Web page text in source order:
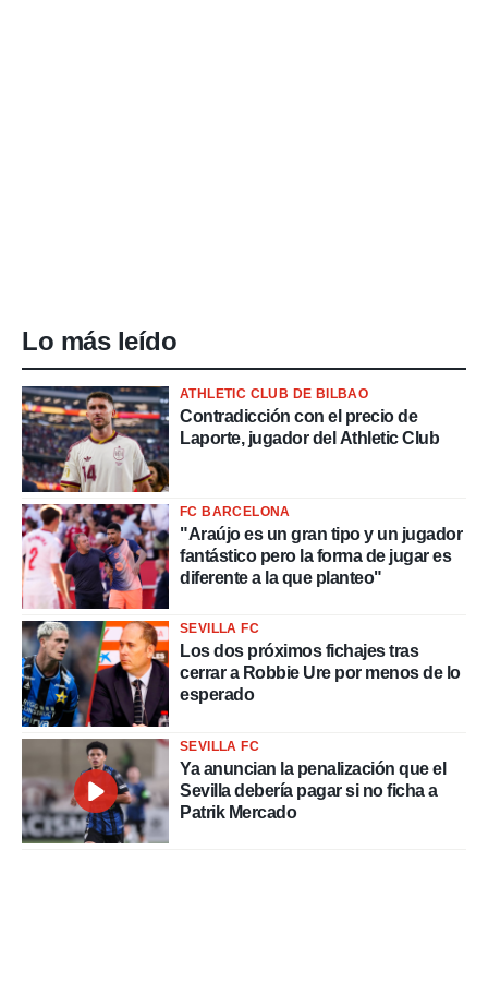
Lo más leído
ATHLETIC CLUB DE BILBAO
Contradicción con el precio de
Laporte, jugador del Athletic Club
FC BARCELONA
"Araújo es un gran tipo y un jugador
fantástico pero la forma de jugar es
diferente a la que planteo"
SEVILLA FC
Los dos próximos fichajes tras
cerrar a Robbie Ure por menos de lo
esperado
SEVILLA FC
Ya anuncian la penalización que el
Sevilla debería pagar si no ficha a
Patrik Mercado